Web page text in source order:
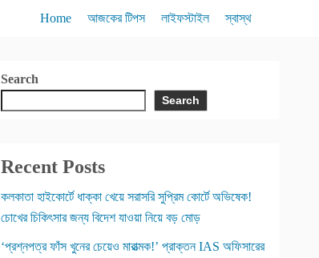
Home আজকের টিপস লাইফস্টাইল স্বাস্থ
Search
Search
Recent Posts
কলকাতা হাইকোর্টে ধাক্কা খেয়ে সরাসরি সুপ্রিম কোর্টে অভিষেক!
চোখের চিকিৎসার জন্য বিদেশ যাওয়া নিয়ে বড় মোড়
‘প্রশ্নপত্র ফাঁস খুনের চেয়েও মারাত্মক!’ প্রাক্তন IAS অফিসারের